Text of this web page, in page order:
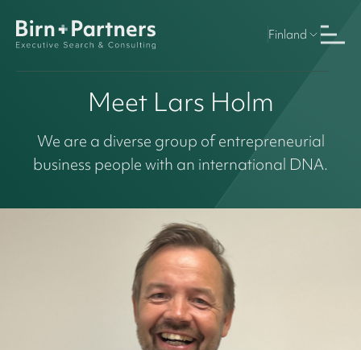
Finland
Meet Lars Holm
We are a diverse group of entrepreneurial
business people with an international DNA.